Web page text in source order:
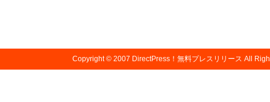
Copyright © 2007 DirectPress！無料プレスリリース All